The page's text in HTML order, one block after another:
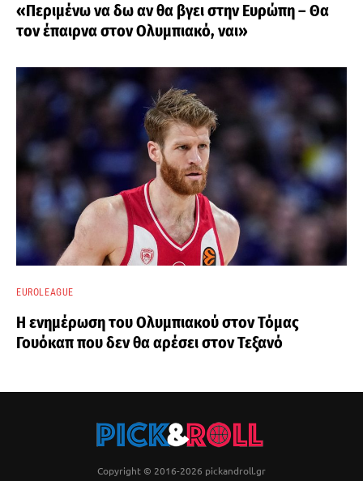
«Περιμένω να δω αν θα βγει στην Ευρώπη – Θα
τον έπαιρνα στον Ολυμπιακό, ναι»
EUROLEAGUE
Η ενημέρωση του Ολυμπιακού στον Τόμας
Γουόκαπ που δεν θα αρέσει στον Τεξανό
Copyright © 2016-2026 pickandroll.gr